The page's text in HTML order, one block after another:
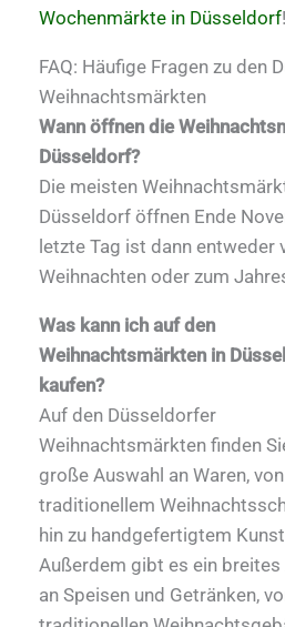
Wochenmärkte in Düsseldorf!
FAQ: Häufige Fragen zu den
Weihnachtsmärkten
Wann öffnen die
Düsseldorf?
Die meisten
Düsseldorf öffnen Ende
letzte Tag ist dann entweder
Weihnachten oder zum
Was kann ich auf den
Weihnachtsmärkten in
kaufen?
Auf den Düsseldorfer
Weihnachtsmärkten finden
große Auswahl an Waren, von
traditionellem
hin zu handgefertigtem
Außerdem gibt es ein
an Speisen und Getränken,